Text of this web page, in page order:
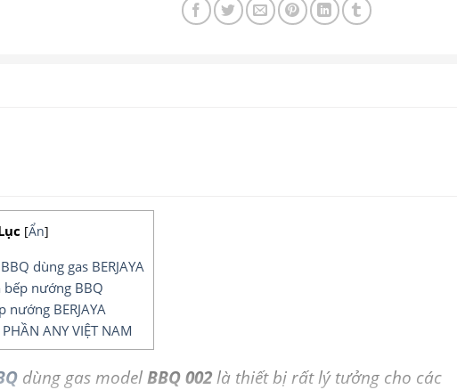
[Ẩn]
dùng gas BERJAYA
nướng BBQ
BERJAYA
ANY VIỆT NAM
dùng gas modelBBQ 002là thiết bị rất lý tưởng cho các